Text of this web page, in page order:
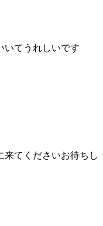
いてうれしいです
来てくださいお待ちし